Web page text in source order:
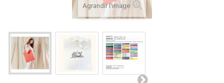
Agrandir l'image